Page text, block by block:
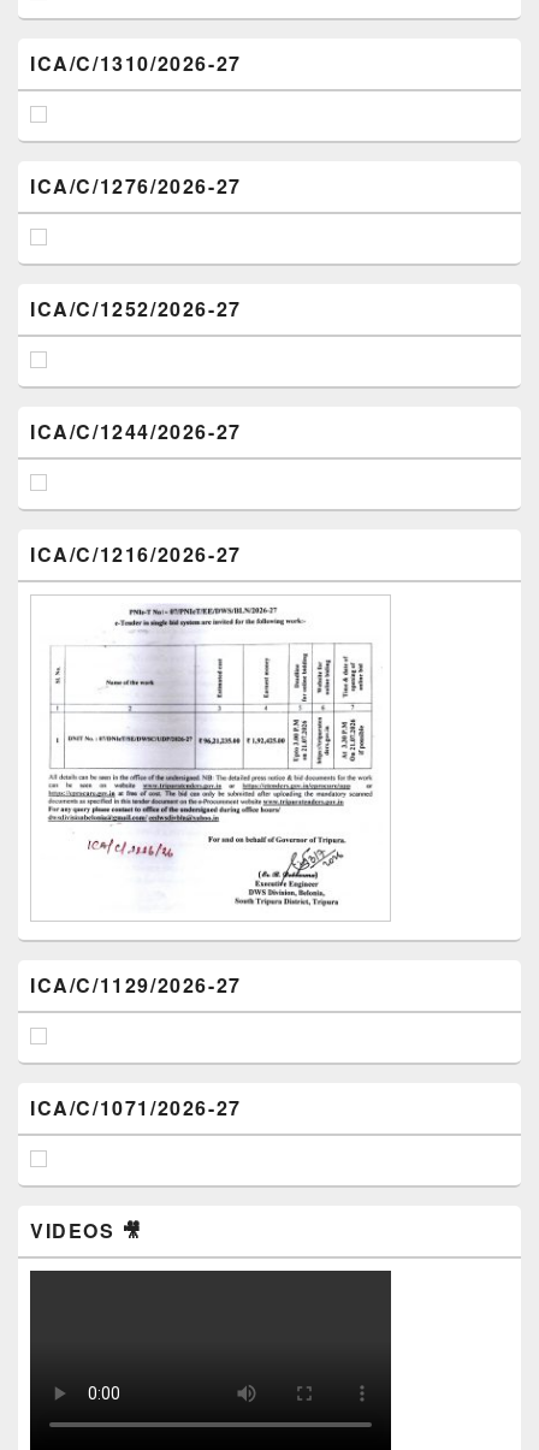
ICA/C/1310/2026-27
ICA/C/1276/2026-27
ICA/C/1252/2026-27
ICA/C/1244/2026-27
ICA/C/1216/2026-27
ICA/C/1129/2026-27
ICA/C/1071/2026-27
VIDEOS 🎥